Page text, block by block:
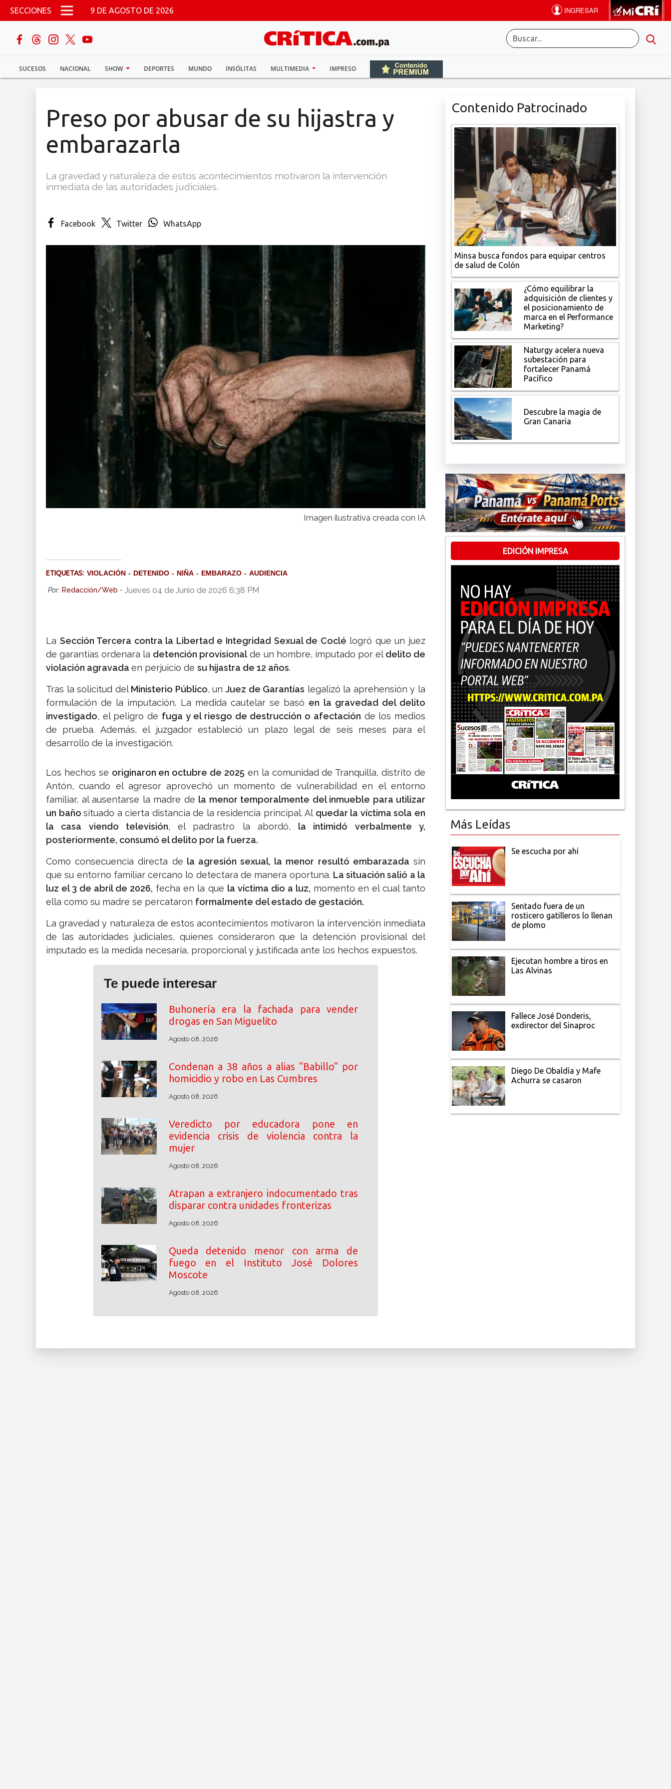
Pasar al contenido principal
SECCIONES 9 DE AGOSTO DE 2026
SUCESOS NACIONAL SHOW DEPORTES MUNDO INSÓLITAS MULTIMEDIA IMPRESO
buscar
Sucesos
Preso por abusar de su hijastra y
embarazarla
La gravedad y naturaleza de estos acontecimientos motivaron la intervención
inmediata de las autoridades judiciales.
Facebook Twitter WhatsApp
Imagen ilustrativa creada con IA
ETIQUETAS: VIOLACIÓN DETENIDO NIÑA EMBARAZO AUDIENCIA
Por: Redacción/Web - Jueves 04 de Junio de 2026 6:38 PM
La Sección Tercera contra la Libertad e Integridad Sexual de Coclé logró que un juez
de garantías ordenara la detención provisionalde un hombre, imputado por eldelito de
violación agravada en perjuicio de su hijastra de 12 años.
Tras la solicitud delMinisterio Público, unJuez de Garantías legalizó la aprehensión y la
formulación de la imputación. La medida cautelar se basó en la gravedad del delito
investigado, el peligro de fuga y el riesgo de destrucción o afectación de los medios
de prueba. Además, el juzgador estableció un plazo legal de seis meses para el
desarrollo de la investigación.
Los hechos se originaron en octubre de 2025 en la comunidad de Tranquilla, distrito de
Antón, cuando el agresor aprovechó un momento de vulnerabilidad en el entorno
familiar, al ausentarse la madre de la menor temporalmente del inmueble para utilizar
un bañosituado a cierta distancia de la residencia principal. Al quedar la víctima sola en
la casa viendo televisión, el padrastro la abordó, la intimidó verbalmente y,
posteriormente, consumó el delito por la fuerza.
Como consecuencia directa de la agresión sexual, la menor resultó embarazada sin
que su entorno familiar cercano lo detectara de manera oportuna. La situación salió a la
luz el 3 de abril de 2026, fecha en la que la víctima dio a luz, momento en el cual tanto
ella como su madre se percataron formalmente del estado de gestación.
La gravedad y naturaleza de estos acontecimientos motivaron la intervención inmediata
de las autoridades judiciales, quienes consideraron que la detención provisional del
imputado es la medida necesaria, proporcional y justificada ante los hechos expuestos.
Te puede interesar
Buhonería era la fachada para vender
drogas en San Miguelito
Agosto 08, 2026
Condenan a 38 años a alias "Babillo" por
homicidio y robo en Las Cumbres
Agosto 08, 2026
Veredicto por educadora pone en
evidencia crisis de violencia contra la
mujer
Agosto 08, 2026
Atrapan a extranjero indocumentado tras
disparar contra unidades fronterizas
Agosto 08, 2026
Queda detenido menor con arma de
fuego en el Instituto José Dolores
Moscote
Agosto 08, 2026
Contenido Patrocinado
Minsa busca fondos para equipar centros
de salud de Colón
¿Cómo equilibrar la
adquisición de clientes y
el posicionamiento de
marca en el Performance
Marketing?
Naturgy acelera nueva
subestación para
fortalecer Panamá
Pacífico
Descubre la magia de
Gran Canaria
EDICIÓN IMPRESA
Más Leídas
Se escucha por ahí
Sentado fuera de un
rosticero gatilleros lo llenan
de plomo
Ejecutan hombre a tiros en
Las Alvinas
Fallece José Donderis,
exdirector del Sinaproc
Diego De Obaldía y Mafe
Achurra se casaron